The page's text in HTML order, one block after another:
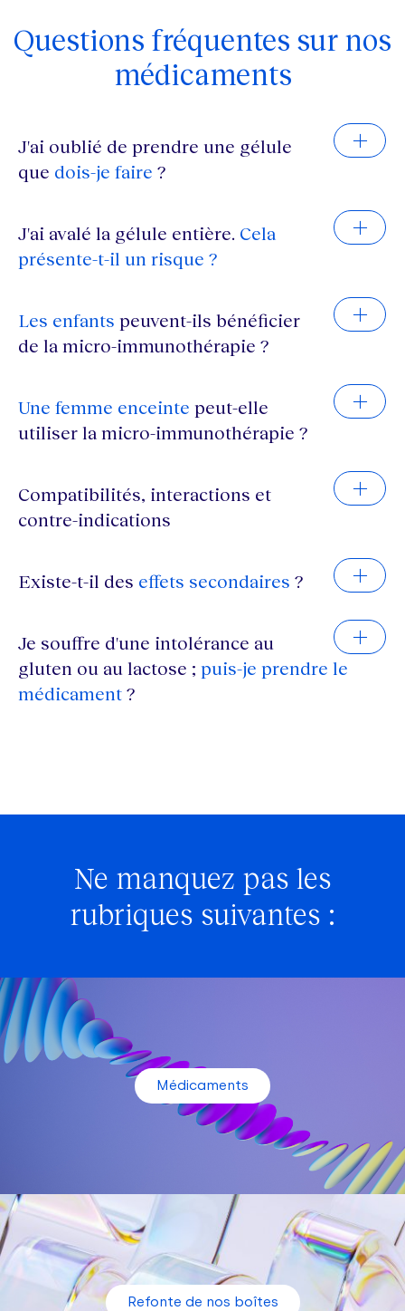
Questions fréquentes sur nos
médicaments
J'ai oublié de prendre une gélule
que dois-je faire ?
J'ai avalé la gélule entière. Cela
présente-t-il un risque ?
Les enfants peuvent-ils bénéficier
de la micro-immunothérapie ?
Une femme enceinte peut-elle
utiliser la micro-immunothérapie ?
Compatibilités, interactions et
contre-indications
Existe-t-il des effets secondaires ?
Je souffre d'une intolérance au
gluten ou au lactose ; puis-je prendre le
médicament ?
Ne manquez pas les
rubriques suivantes :
Médicaments
Refonte de nos boîtes